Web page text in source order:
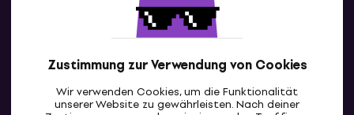
Zustimmung zur Verwendung von Cookies
Wir verwenden Cookies, um die Funktionalität
unserer Website zu gewährleisten. Nach deiner